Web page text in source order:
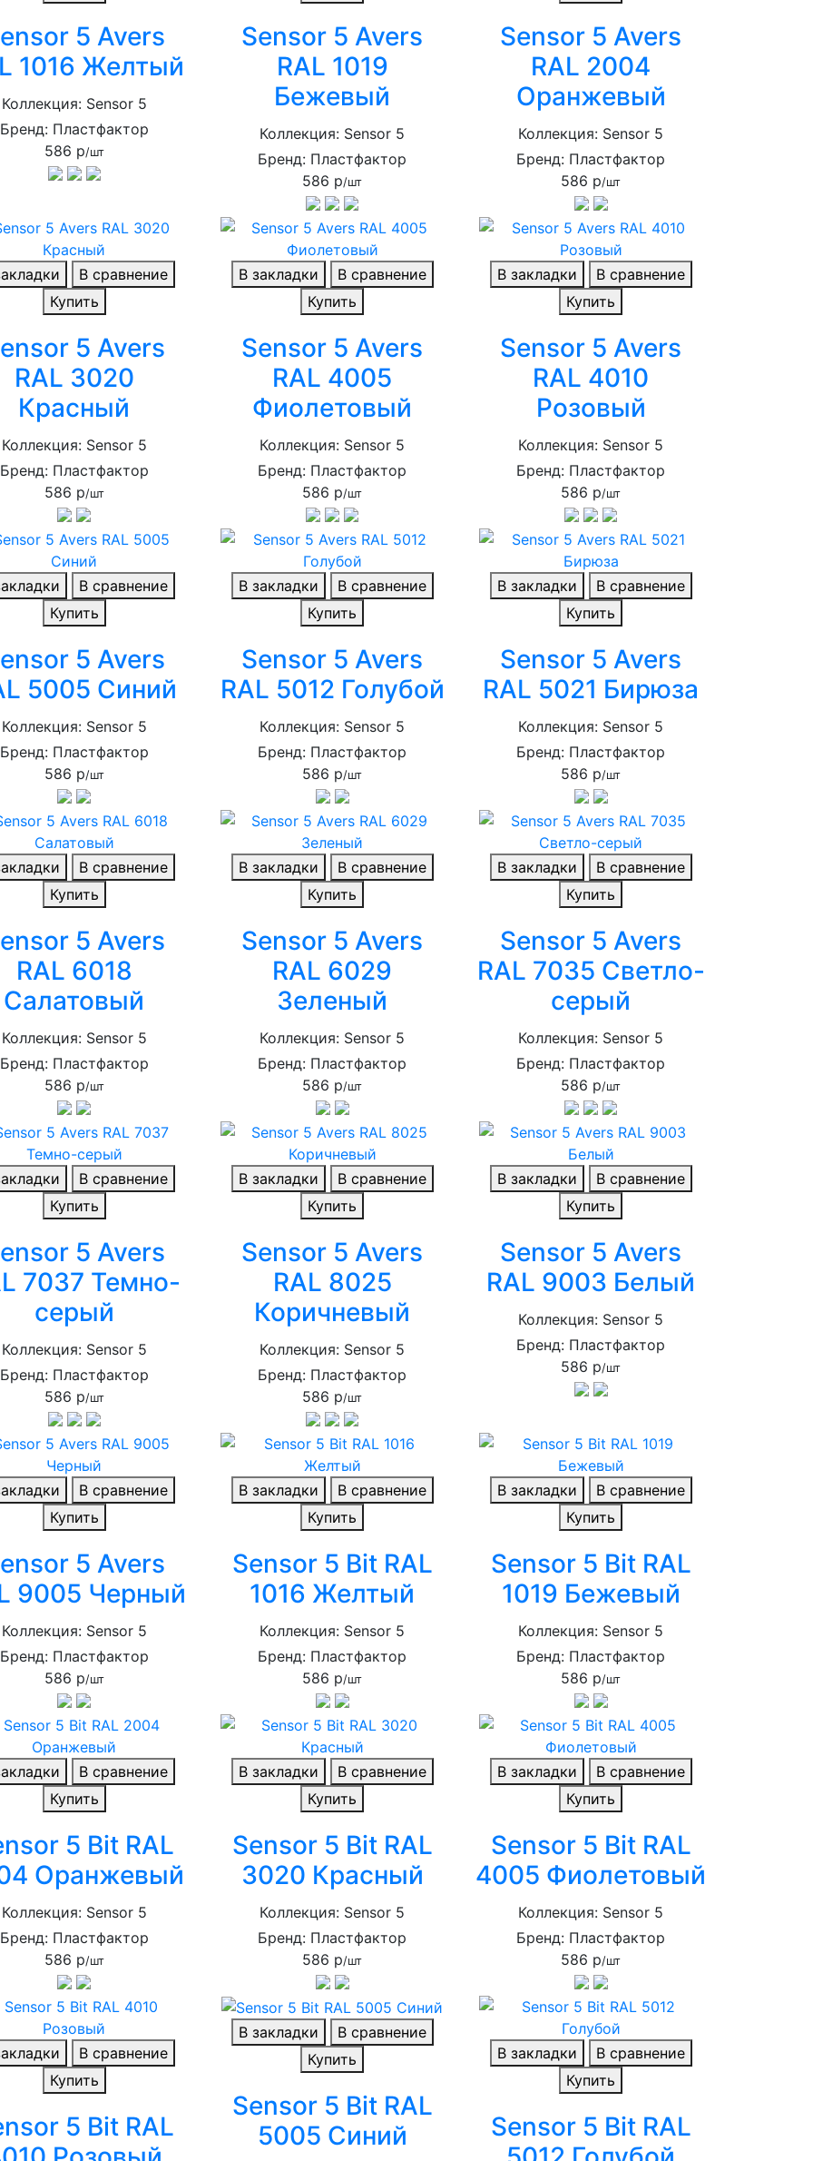
5 Avers
1016 Желтый
Коллекция: Sensor 5
Бренд: Пластфактор
586 р/шт
Sensor 5 Avers
RAL 1019
Бежевый
Коллекция: Sensor 5
Бренд: Пластфактор
586 р/шт
Sensor 5 Avers
RAL 2004
Оранжевый
Коллекция: Sensor 5
Бренд: Пластфактор
586 р/шт
В сравнение
Купить
5 Avers
RAL 3020
Красный
Коллекция: Sensor 5
Бренд: Пластфактор
586 р/шт
В закладки
В сравнение
Купить
Sensor 5 Avers
RAL 4005
Фиолетовый
Коллекция: Sensor 5
Бренд: Пластфактор
586 р/шт
В закладки
В сравнение
Купить
Sensor 5 Avers
RAL 4010
Розовый
Коллекция: Sensor 5
Бренд: Пластфактор
586 р/шт
В сравнение
Купить
5 Avers
5005 Синий
Коллекция: Sensor 5
Бренд: Пластфактор
586 р/шт
В закладки
В сравнение
Купить
Sensor 5 Avers
RAL 5012 Голубой
Коллекция: Sensor 5
Бренд: Пластфактор
586 р/шт
В закладки
В сравнение
Купить
Sensor 5 Avers
RAL 5021 Бирюза
Коллекция: Sensor 5
Бренд: Пластфактор
586 р/шт
В сравнение
Купить
5 Avers
RAL 6018
Салатовый
Коллекция: Sensor 5
Бренд: Пластфактор
586 р/шт
В закладки
В сравнение
Купить
Sensor 5 Avers
RAL 6029
Зеленый
Коллекция: Sensor 5
Бренд: Пластфактор
586 р/шт
В закладки
В сравнение
Купить
Sensor 5 Avers
RAL 7035 Светло-
серый
Коллекция: Sensor 5
Бренд: Пластфактор
586 р/шт
В сравнение
Купить
5 Avers
7037 Темно-
серый
Коллекция: Sensor 5
Бренд: Пластфактор
586 р/шт
В закладки
В сравнение
Купить
Sensor 5 Avers
RAL 8025
Коричневый
Коллекция: Sensor 5
Бренд: Пластфактор
586 р/шт
В закладки
В сравнение
Купить
Sensor 5 Avers
RAL 9003 Белый
Коллекция: Sensor 5
Бренд: Пластфактор
586 р/шт
В сравнение
Купить
5 Avers
9005 Черный
Коллекция: Sensor 5
Бренд: Пластфактор
586 р/шт
В закладки
В сравнение
Купить
Sensor 5 Bit RAL
1016 Желтый
Коллекция: Sensor 5
Бренд: Пластфактор
586 р/шт
В закладки
В сравнение
Купить
Sensor 5 Bit RAL
1019 Бежевый
Коллекция: Sensor 5
Бренд: Пластфактор
586 р/шт
В сравнение
Купить
5 Bit RAL
Оранжевый
Коллекция: Sensor 5
Бренд: Пластфактор
586 р/шт
В закладки
В сравнение
Купить
Sensor 5 Bit RAL
3020 Красный
Коллекция: Sensor 5
Бренд: Пластфактор
586 р/шт
В закладки
В сравнение
Купить
Sensor 5 Bit RAL
4005 Фиолетовый
Коллекция: Sensor 5
Бренд: Пластфактор
586 р/шт
В сравнение
Купить
5 Bit RAL
В закладки
В сравнение
Купить
Sensor 5 Bit RAL
5005 Синий
В закладки
В сравнение
Купить
Sensor 5 Bit RAL